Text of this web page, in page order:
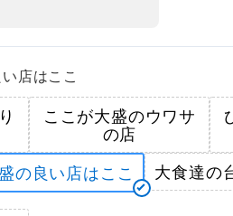
店はここ
ここが大盛のウワサ
の店
の良い店はここ 大食達の